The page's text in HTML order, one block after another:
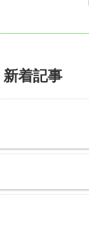
新着記事